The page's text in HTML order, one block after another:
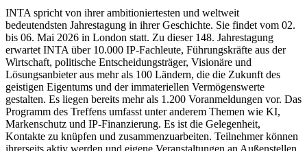
INTA spricht von ihrer ambitioniertesten und weltweit
bedeutendsten Jahrestagung in ihrer Geschichte. Sie findet vom 02.
bis 06. Mai 2026 in London statt. Zu dieser 148. Jahrestagung
erwartet INTA über 10.000 IP-Fachleute, Führungskräfte aus der
Wirtschaft, politische Entscheidungsträger, Visionäre und
Lösungsanbieter aus mehr als 100 Ländern, die die Zukunft des
geistigen Eigentums und der immateriellen Vermögenswerte
gestalten. Es liegen bereits mehr als 1.200 Voranmeldungen vor. Das
Programm des Treffens umfasst unter anderem Themen wie KI,
Markenschutz und IP-Finanzierung. Es ist die Gelegenheit,
Kontakte zu knüpfen und zusammenzuarbeiten. Teilnehmer können
ihrerseits aktiv werden und eigene Veranstaltungen an Außenstellen